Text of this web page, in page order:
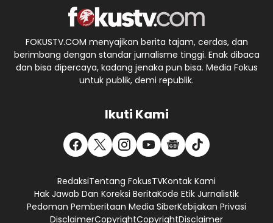
FOKUSTV.COM menyajikan berita tajam, cerdas, dan
berimbang dengan standar jurnalisme tinggi. Enak dibaca
dan bisa dipercaya, kadang jenaka pun bisa. Media Fokus
untuk publik, demi republik.
Ikuti Kami
RedaksiTentang FokusTVKontak Kami
Hak Jawab Dan Koreksi BeritaKode Etik Jurnalistik
Pedoman Pemberitaan Media SiberKebijakan Privasi
DisclaimerCopyrightCopyrightDisclaimer